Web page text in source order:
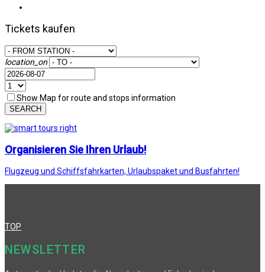
Tickets kaufen
location_on
Show Map for route and stops information
SEARCH
Organisieren Sie Ihren Urlaub!
Flugzeug und Schiffsfahrkarten, Urlaubspaket und Busfahrten!
TOP
NEWSLETTER